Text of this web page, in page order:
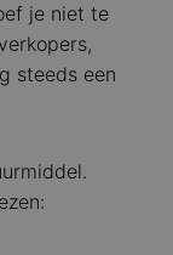
je niet te
steeds een